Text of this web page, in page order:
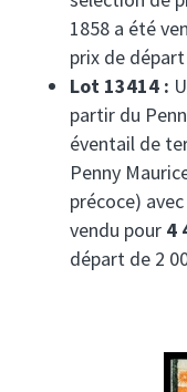
1858 a été
prix de
Lot 13414 :
partir du
éventail de
Penny
précoce)
vendu pour 4
départ de 2